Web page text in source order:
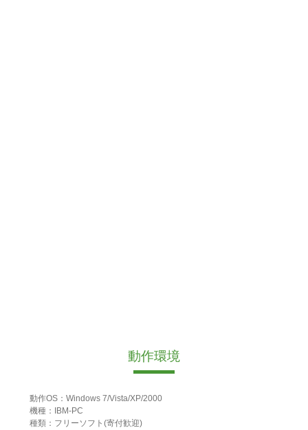
動作環境
動作OS：Windows 7/Vista/XP/2000
機種：IBM-PC
種類：フリーソフト(寄付歓迎)